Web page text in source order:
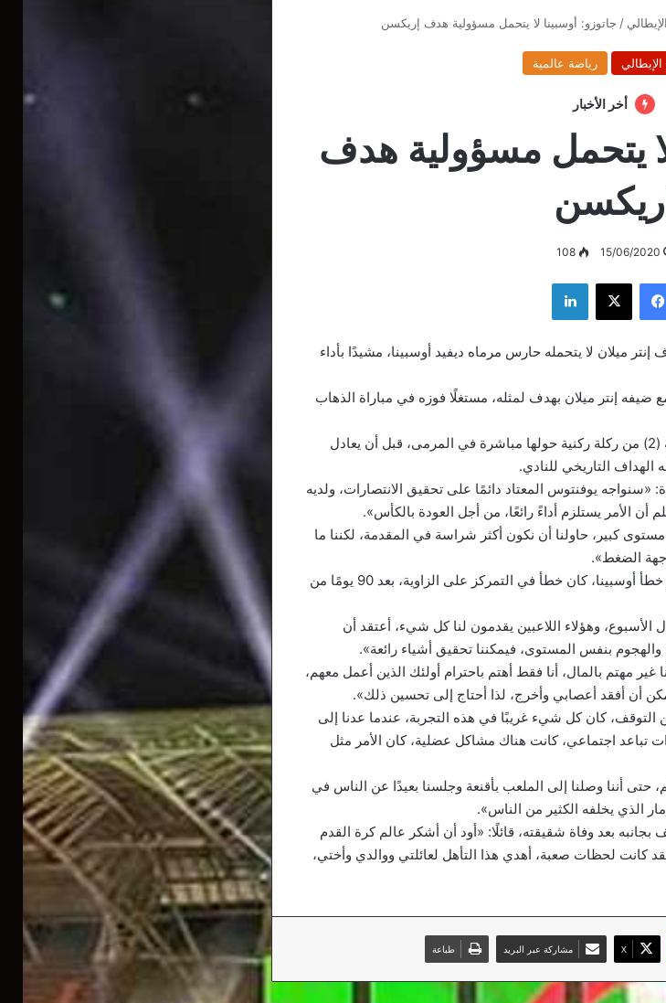
/ جاتوزو: أوسبينا لا يتحمل مسؤولية هدف إريكسن
رياضة عالمية
أخر الأخبار
لا يتحمل مسؤولية هدف
15/06/2020
108
فيسبوك ‫X لينكدإن
إنتر ميلان لا يتحمله حارس مرماه ديفيد أوسبينا، مشيدًا بأداء
ضيفه إنتر ميلان بهدف لمثله، مستغلًا فوزه في مباراة الذهاب
وتقدم كريستيان إريكسن لإنتر مبكرًا في الدقيقة (2) من ركلة ركنية حولها مباشرة في المرمى، قبل أن يعادل
الهداف التاريخي للنادي.
يوفنتوس المعتاد دائمًا على تحقيق الانتصارات، ولديه
أن الأمر يستلزم أداءً رائعًا، من أجل العودة بالكأس».
كبير، حاولنا أن نكون أكثر شراسة في المقدمة، لكننا ما
الضغط».
وأضاف: «لقد استقبلنا هدفًا مبكرًا، لكنه لم يكن خطأ أوسبينا، كان خطأ في التمركز على الزاوية، بعد 90 يومًا من
الأسبوع، وهؤلاء اللاعبين يقدمون لنا كل شيء، أعتقد أن
بنفس المستوى، فيمكننا تحقيق أشياء رائعة».
مهتم بالمال، أنا فقط أهتم باحترام أولئك الذين أعمل معهم،
يمكن أن أفقد أعصابي وأخرج، لذا أحتاج إلى تحسين ذلك».
الأمر سهلًا اليوم بعد 95 يومًا من التوقف، كان كل شيء غريبًا في هذه التجربة، عندما عدنا إلى
تباعد اجتماعي، كانت هناك مشاكل عضلية، كان الأمر مثل
حتى أننا وصلنا إلى الملعب بأقنعة وجلسنا بعيدًا عن الناس في
الذي يخلفه الكثير من الناس».
بعد وفاة شقيقته، قائلًا: «أود أن أشكر عالم كرة القدم
كانت لحظات صعبة، أهدي هذا التأهل لعائلتي ووالدي وأختي،
‫X مشاركة عبر البريد طباعة